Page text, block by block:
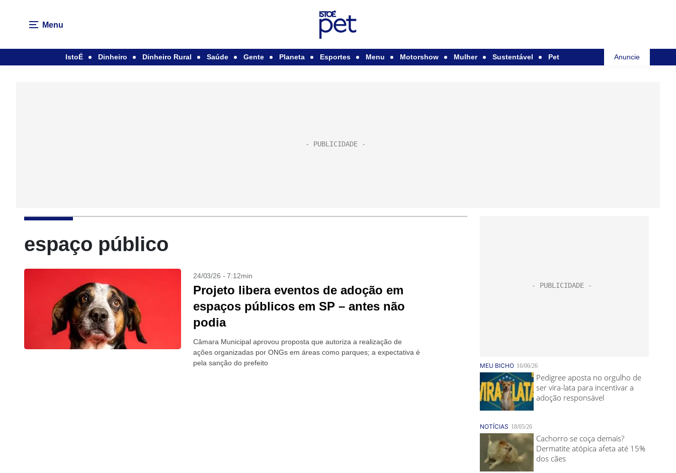
Menu
IstoÉ Dinheiro Dinheiro Rural Saúde Gente Planeta Esportes Menu Motorshow Mulher Sustentável Pet Anuncie
espaço público
24/03/26 - 7:12min
Projeto libera eventos de adoção em
espaços públicos em SP – antes não
podia
Câmara Municipal aprovou proposta que autoriza a realização de
ações organizadas por ONGs em áreas como parques; a expectativa é
pela sanção do prefeito